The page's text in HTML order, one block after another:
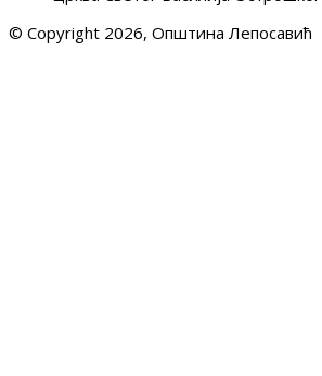
© Copyright 2026, Општина Лепосавић